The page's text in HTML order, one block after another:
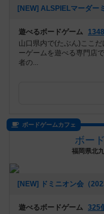
遊べるボードゲーム
山口県内で(たぶん)ここ
ーゲームを遊べる専門店
者の...
ボードゲームカフェ
ボー
福岡県北
[NEW] ドミニオン会（
遊べるボードゲーム 325